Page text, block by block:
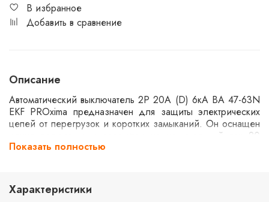
В избранное
Добавить в сравнение
Описание
Автоматический выключатель 2P 20А (D) 6кА ВА 47-63N
EKF PROxima предназначен для защиты электрических
цепей от перегрузок и коротких замыканий. Он оснащен
двумя полюсами и рассчитан на номинальный ток 20
ампер. Класс срабатывания "D" подходит для цепей с
защиту в различных условиях эксплуатации.
Показать полностью
Характеристики